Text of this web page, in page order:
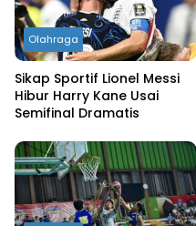
Olahraga
Sikap Sportif Lionel Messi
Hibur Harry Kane Usai
Semifinal Dramatis